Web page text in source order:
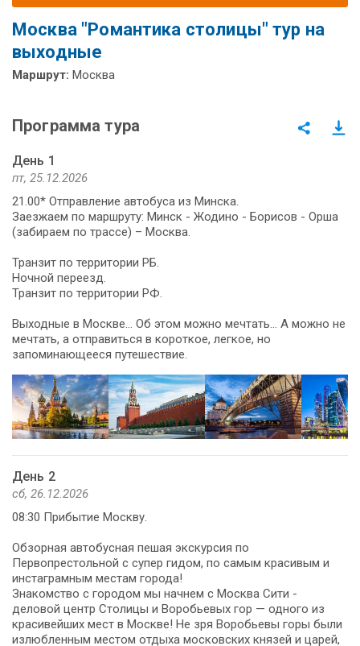
Москва "Романтика столицы" тур на
выходные
Маршрут: Москва
Программа тура
День 1
пт, 25.12.2026
21.00* Отправление автобуса из Минска.
Заезжаем по маршруту: Минск - Жодино - Борисов - Орша
(забираем по трассе) – Москва.
Транзит по территории РБ.
Ночной переезд.
Транзит по территории РФ.
Выходные в Москве… Об этом можно мечтать… А можно не
мечтать, а отправиться в короткое, легкое, но
запоминающееся путешествие.
День 2
сб, 26.12.2026
08:30 Прибытие Москву.
Обзорная автобусная пешая экскурсия по
Первопрестольной с супер гидом, по самым красивым и
инстаграмным местам города!
Знакомство с городом мы начнем с Москва Сити -
деловой центр Столицы и Воробьевых гор — одного из
красивейших мест в Москве! Не зря Воробьевы горы были
излюбленным местом отдыха московских князей и царей,